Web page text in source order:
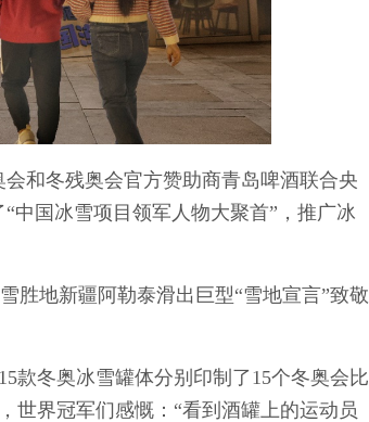
和冬残奥会官方赞助商青岛啤酒联合央
中国冰雪项目领军人物大聚首”，推广冰
地新疆阿勒泰滑出巨型“雪地宣言”致敬
冬奥冰雪罐体分别印制了15个冬奥会比
世界冠军们感慨：“看到酒罐上的运动员